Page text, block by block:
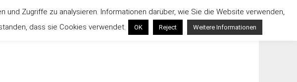
Zugriffe zu analysieren. Informationen darüber, wie Sie die Website verwenden,
dass sie Cookies verwendet.
OK Reject Weitere Informationen